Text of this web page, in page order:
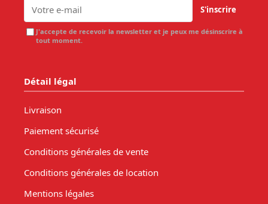
S'inscrire
J'accepte de recevoir la newsletter et je peux me désinscrire à
tout moment.
Détail légal
Livraison
Paiement sécurisé
Conditions générales de vente
Conditions générales de location
Mentions légales